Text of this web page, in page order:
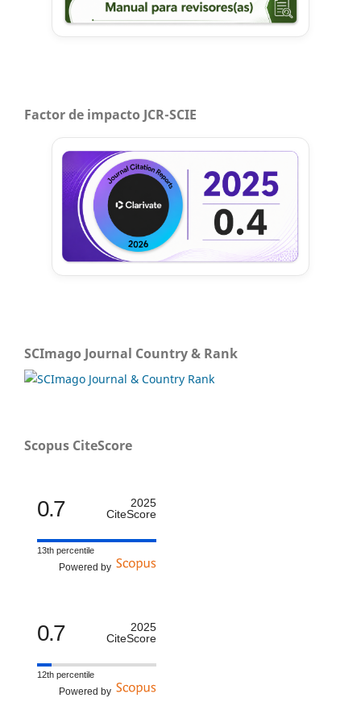
Factor de impacto JCR-SCIE
SCImago Journal Country & Rank
Scopus CiteScore
0.7
2025
CiteScore
13th percentile
Powered by
0.7
2025
CiteScore
12th percentile
Powered by